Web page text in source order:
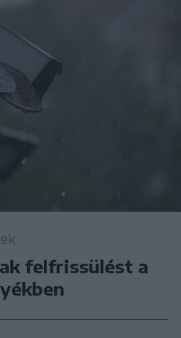
felfrissülést a